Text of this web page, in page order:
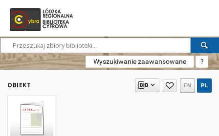
Wyszukiwanie zaawansowane ?
OBIEKT EN PL